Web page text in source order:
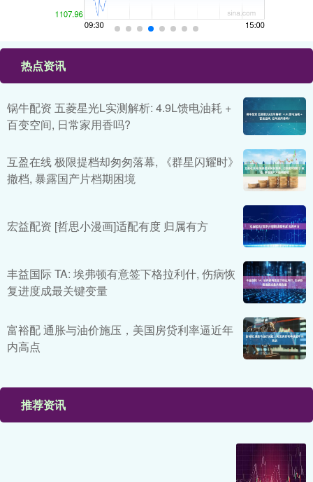
热点资讯
锅牛配资 五菱星光L实测解析: 4.9L馈电油耗 +
百变空间, 日常家用香吗?
互盈在线 极限提档却匆匆落幕, 《群星闪耀时》
撤档, 暴露国产片档期困境
宏益配资 [哲思小漫画]适配有度 归属有方
丰益国际 TA: 埃弗顿有意签下格拉利什, 伤病恢
复进度成最关键变量
富裕配 通胀与油价施压，美国房贷利率逼近年
内高点
推荐资讯